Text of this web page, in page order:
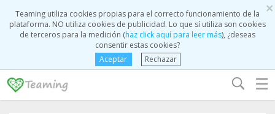
×
Teaming utiliza cookies propias para el correcto funcionamiento de la
plataforma. NO utiliza cookies de publicidad. Lo que sí utiliza son cookies
de terceros para la medición (haz click aquí para leer más), ¿deseas
consentir estas cookies?
Aceptar
Rechazar
☰